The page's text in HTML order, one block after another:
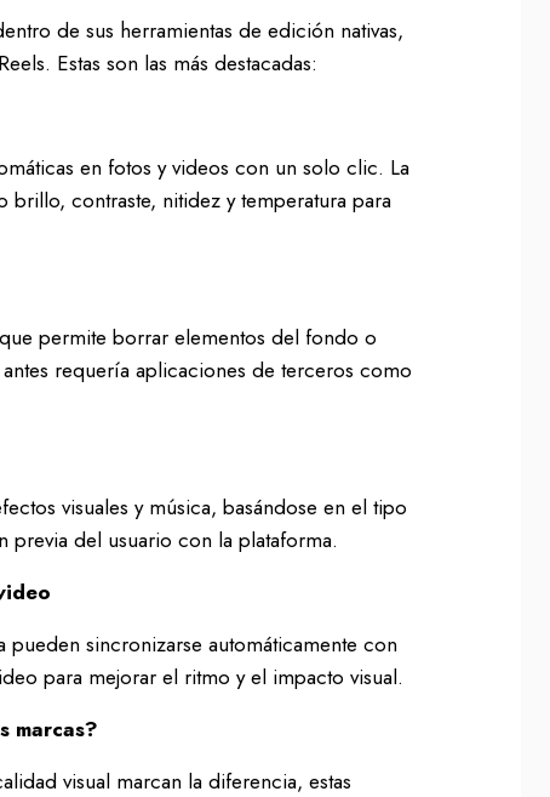
de sus herramientas de edición nativas,
Estas son las más destacadas:
en fotos y videos con un solo clic. La
brillo, contraste, nitidez y temperatura para
permite borrar elementos del fondo o
requería aplicaciones de terceros como
visuales y música, basándose en el tipo
previa del usuario con la plataforma.
sincronizarse automáticamente con
para mejorar el ritmo y el impacto visual.
marcas?
visual marcan la diferencia, estas